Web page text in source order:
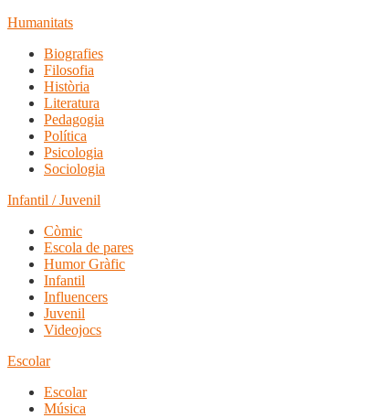
Humanitats
Biografies
Filosofia
Història
Literatura
Pedagogia
Política
Psicologia
Sociologia
Infantil / Juvenil
Còmic
Escola de pares
Humor Gràfic
Infantil
Influencers
Juvenil
Videojocs
Escolar
Escolar
Música